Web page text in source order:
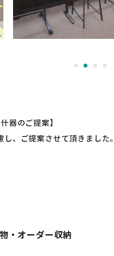
器のご提案】
、ご提案させて頂きました。
・オーダー収納